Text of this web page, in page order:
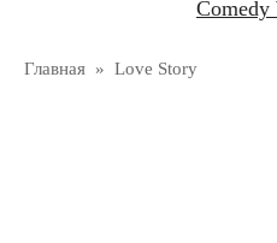
Comedy
Главная » Love Story